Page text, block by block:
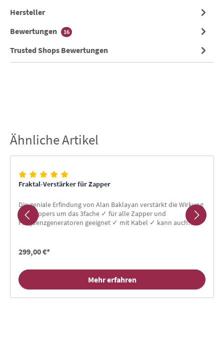
Hersteller
Bewertungen
16
Trusted Shops Bewertungen
Produktgalerie überspringen
Ähnliche Artikel
Fraktal-Verstärker für Zapper
Die geniale Erfindung von Alan Baklayan verstärkt die Wirkung
des Zappers um das 3fache ✓ für alle Zapper und
Frequenzgeneratoren geeignet ✓ mit Kabel ✓ kann auch
299,00 €*
Mehr erfahren